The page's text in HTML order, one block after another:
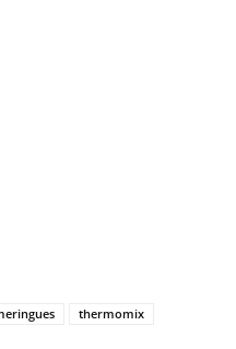
thermomix